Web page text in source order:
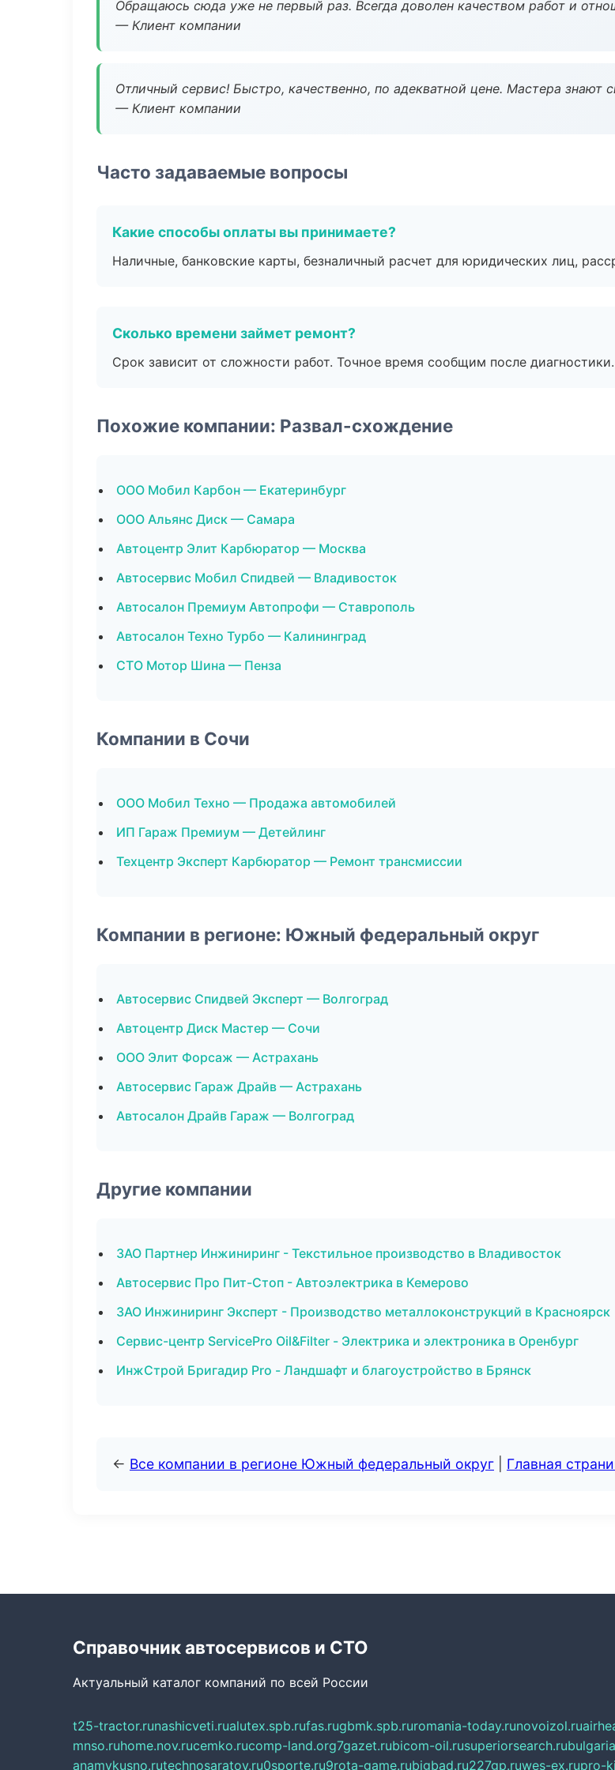
Обращаюсь сюда уже не первый раз. Всегда доволен качеством работ и
— Клиент компании
Отличный сервис! Быстро, качественно, по адекватной цене. Мастера знают
— Клиент компании
Часто задаваемые вопросы
Какие способы оплаты вы принимаете?
Наличные, банковские карты, безналичный расчет для юридических лиц,
Сколько времени займет ремонт?
Срок зависит от сложности работ. Точное время сообщим после диагностики.
Похожие компании: Развал-схождение
ООО Мобил Карбон — Екатеринбург
ООО Альянс Диск — Самара
Автоцентр Элит Карбюратор — Москва
Автосервис Мобил Спидвей — Владивосток
Автосалон Премиум Автопрофи — Ставрополь
Автосалон Техно Турбо — Калининград
СТО Мотор Шина — Пенза
Компании в Сочи
ООО Мобил Техно — Продажа автомобилей
ИП Гараж Премиум — Детейлинг
Техцентр Эксперт Карбюратор — Ремонт трансмиссии
Компании в регионе: Южный федеральный округ
Автосервис Спидвей Эксперт — Волгоград
Автоцентр Диск Мастер — Сочи
ООО Элит Форсаж — Астрахань
Автосервис Гараж Драйв — Астрахань
Автосалон Драйв Гараж — Волгоград
Другие компании
ЗАО Партнер Инжиниринг - Текстильное производство в Владивосток
Автосервис Про Пит-Стоп - Автоэлектрика в Кемерово
ЗАО Инжиниринг Эксперт - Производство металлоконструкций в Красноярск
Сервис-центр ServicePro Oil&Filter - Электрика и электроника в Оренбург
ИнжСтрой Бригадир Pro - Ландшафт и благоустройство в Брянск
← Все компании в регионе Южный федеральный округ Главная
Справочник автосервисов и СТО
Актуальный каталог компаний по всей России
t25-tractor.runashicveti.rualutex.spb.rufas.rugbmk.spb.ruromania-today.runovoizol.ru
mnso.ruhome.nov.rucemko.rucomp-land.org7gazet.rubicom-oil.rusuperiorsearch.ru
anamvkusno.rutechnosaratov.ru0sporte.ru9rota-game.rubigbad.ru227gp.ruwes-ex.rupro-